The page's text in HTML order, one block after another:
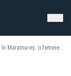
Scandal din cauza gelozie în Maramureș: o femeie și-a agresat presupusa rivală în propria locuință